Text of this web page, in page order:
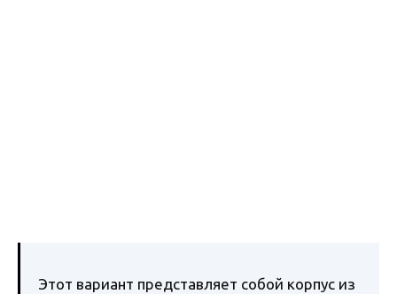
Этот вариант представляет собой корпус из